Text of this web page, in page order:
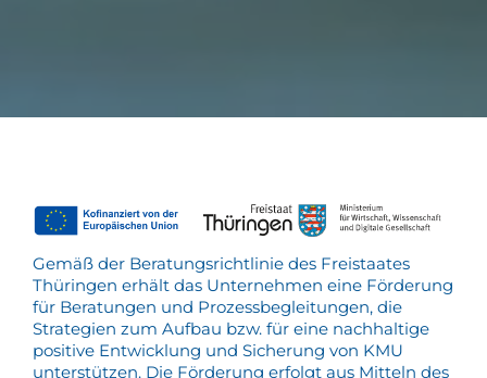
Gemäß der Beratungsrichtlinie des Freistaates
Thüringen erhält das Unternehmen eine Förderung
für Beratungen und Prozessbegleitungen, die
Strategien zum Aufbau bzw. für eine nachhaltige
positive Entwicklung und Sicherung von KMU
unterstützen. Die Förderung erfolgt aus Mitteln des